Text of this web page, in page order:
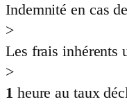
Indemnité en cas
>
Les frais inhérents
>
1 heure au taux